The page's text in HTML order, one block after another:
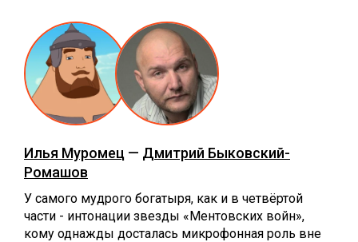
Илья Муромец — Дмитрий Быковский-
Ромашов
У самого мудрого богатыря, как и в четвёртой
части - интонации звезды «Ментовских войн»,
кому однажды досталась микрофонная роль вне